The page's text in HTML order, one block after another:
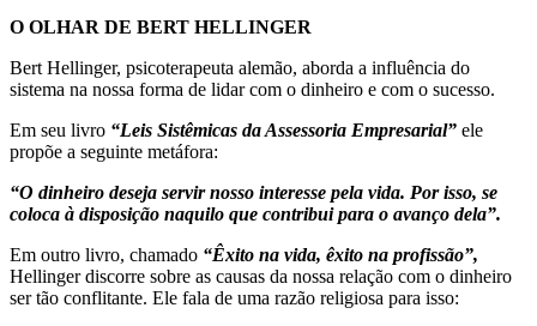
O OLHAR DE BERT HELLINGER
Bert Hellinger, psicoterapeuta alemão, aborda a influência do
sistema na nossa forma de lidar com o dinheiro e com o sucesso.
Em seu livro “Leis Sistêmicas da Assessoria Empresarial” ele
propõe a seguinte metáfora:
“O dinheiro deseja servir nosso interesse pela vida. Por isso, se
coloca à disposição naquilo que contribui para o avanço dela”.
Em outro livro, chamado “Êxito na vida, êxito na profissão”,
Hellinger discorre sobre as causas da nossa relação com o dinheiro
ser tão conflitante. Ele fala de uma razão religiosa para isso: